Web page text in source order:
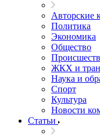
Авторские
Политика
Экономика
Общество
ЖКХ и
Наука и
Спорт
Культура
Новости
Статьи